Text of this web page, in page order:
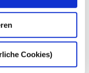
Cookies)